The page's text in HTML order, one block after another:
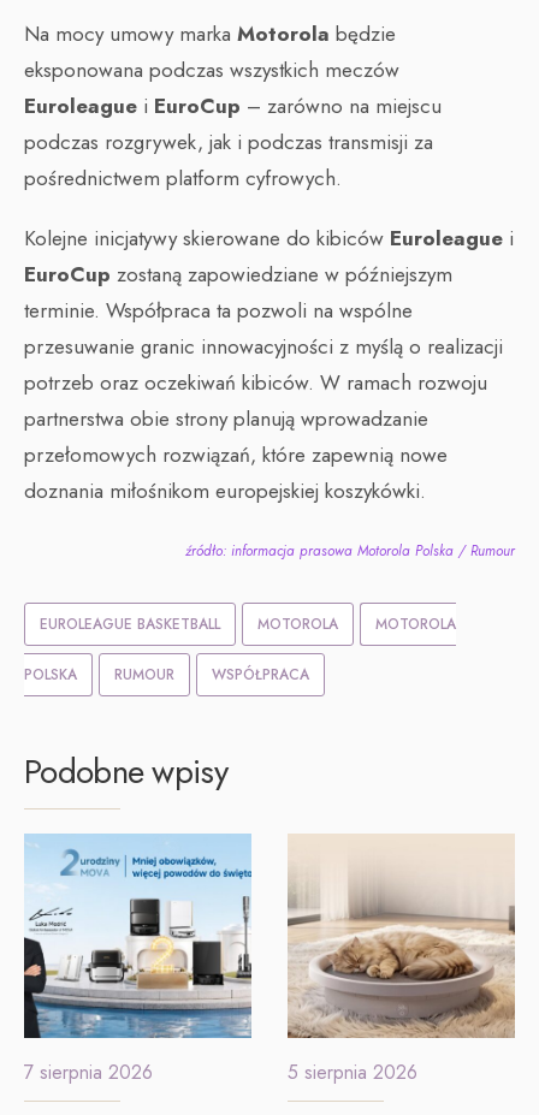
Na mocy umowy marka Motorola będzie
eksponowana podczas wszystkich meczów
Euroleague i EuroCup – zarówno na miejscu
podczas rozgrywek, jak i podczas transmisji za
pośrednictwem platform cyfrowych.
Kolejne inicjatywy skierowane do kibiców Euroleague i
EuroCup zostaną zapowiedziane w późniejszym
terminie. Współpraca ta pozwoli na wspólne
przesuwanie granic innowacyjności z myślą o realizacji
potrzeb oraz oczekiwań kibiców. W ramach rozwoju
partnerstwa obie strony planują wprowadzanie
przełomowych rozwiązań, które zapewnią nowe
doznania miłośnikom europejskiej koszykówki.
źródło: informacja prasowa Motorola Polska / Rumour
EUROLEAGUE BASKETBALL MOTOROLA MOTOROLA
POLSKA RUMOUR WSPÓŁPRACA
Podobne wpisy
7 sierpnia 2026 5 sierpnia 2026